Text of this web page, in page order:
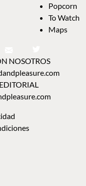
Popcorn
To Watch
Maps
NOSOTROS